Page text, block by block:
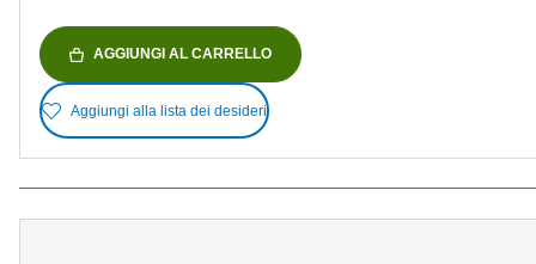
AGGIUNGI AL CARRELLO
Aggiungi alla lista dei desideri